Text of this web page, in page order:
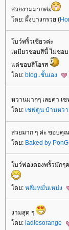
สวยงามมากค่ะ
ดย: ผึ้งบางกรวย (
บว์พริ้วเชียวค่ะ
เหมียวชอบสีนี้ ไม่ชอ
ต่ชอบสีโอรส
ดย: blog..ชั้นเอง
หวานมากๆ เลยค่า เ
ดย: เชฟตูน บ้านหวา
สวยมาก ๆ ค่ะ ขอบคุ
ดย: Baked by PonG
บว์ฟองดองพริ้วมั่กๆ
ดย: หลั่มหมั่นเหม่ง
งามสุด ๆ
ดย: ladiesorange